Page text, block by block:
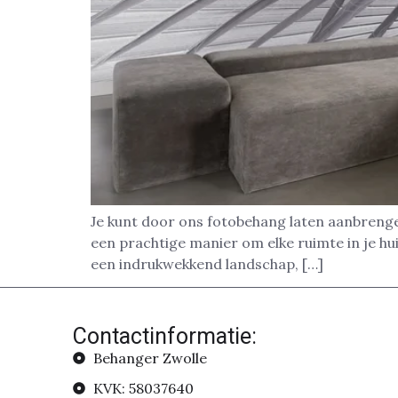
Je kunt door ons fotobehang laten
een prachtige manier om elke ruimte in je
een indrukwekkend landschap, […]
Contactinformatie:
Behanger Zwolle
KVK: 58037640